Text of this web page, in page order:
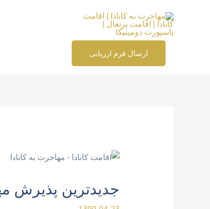
ارسال فرم ارزیابی
جدیدترین پذیرش